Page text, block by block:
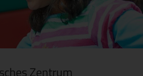
Zentrum